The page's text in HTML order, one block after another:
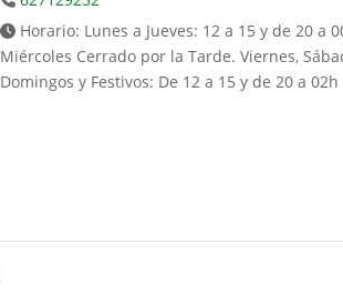
Horario: Lunes a Jueves: 12 a 15 y de 20 a
Miércoles Cerrado por la Tarde. Viernes,
Domingos y Festivos: De 12 a 15 y de 20 a 02h